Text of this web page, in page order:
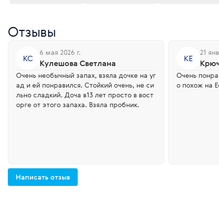
Отзывы
КС
6 мая 2026 г.
Кулешова Светлана
Очень необычный запах, взяла дочке на уг
ад и ей понравился. Стойкий очень, не си
льно сладкий. Доча в13 лет просто в вост
орге от этого запаха. Взяла пробник.
КЕ
21
Очень
о похож на
Написать отзыв